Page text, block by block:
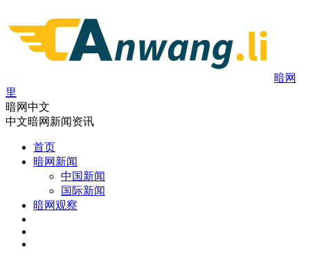
暗网
里
暗网中文
中文暗网新闻资讯
首页
暗网新闻
中国新闻
国际新闻
暗网观察